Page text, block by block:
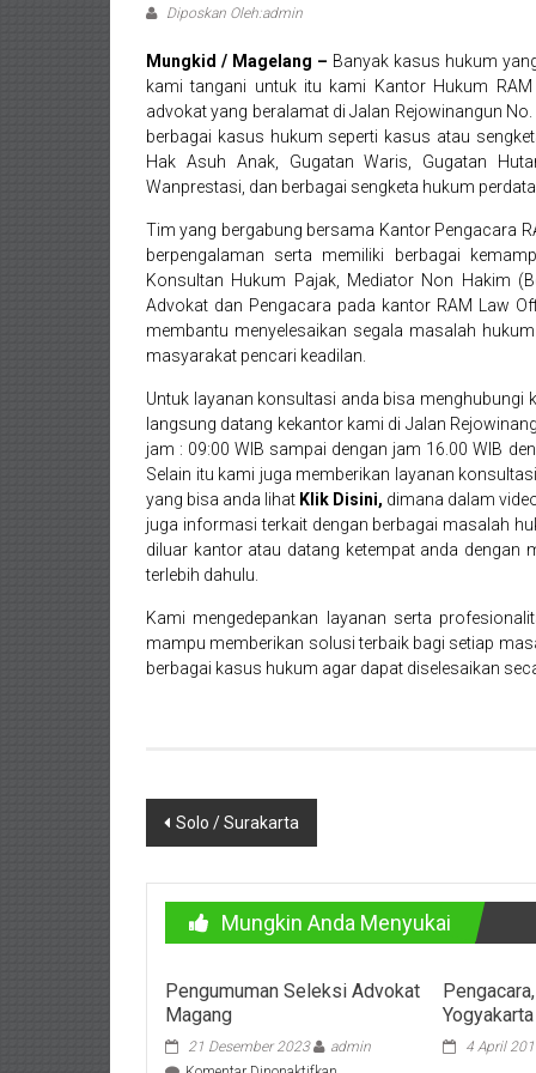
Wates,
Klaten,
Magelang,
Solo,
Semarang,
Jakarta,
Bali,
Surabaya,
Surakarta,
Sukoharjo,
Mungkid,
Purworejo,
Daerah
Istimewa
Yogyakarta,
Salatiga,
Pontianak,
Bandung,
Kendari,
Riau,
Diposkan Oleh:admin
Mungkid / Magelang – Banyak kasus hukum
kami tangani untuk itu kami Kantor Hukum
advokat yang beralamat di Jalan Rejowinangun
berbagai kasus hukum seperti kasus atau
Hak Asuh Anak, Gugatan Waris, Gugatan
Wanprestasi, dan berbagai sengketa hukum perdata
Tim yang bergabung bersama Kantor Pengacara
berpengalaman serta memiliki berbagai
Konsultan Hukum Pajak, Mediator Non Hakim
Advokat dan Pengacara pada kantor RAM Law
membantu menyelesaikan segala masalah
masyarakat pencari keadilan.
Untuk layanan konsultasi anda bisa menghubungi
langsung datang kekantor kami di Jalan
jam : 09:00 WIB sampai dengan jam 16.00 WIB
Selain itu kami juga memberikan layanan
yang bisa anda lihat Klik Disini, dimana dalam
juga informasi terkait dengan berbagai masalah
diluar kantor atau datang ketempat anda dengan
terlebih dahulu.
Kami mengedepankan layanan serta
mampu memberikan solusi terbaik bagi setiap
berbagai kasus hukum agar dapat diselesaikan
Navigasi
Solo / Surakarta
Mungkin Anda Menyukai
Pengumuman Seleksi Advokat
Magang
21 Desember 2023
admin
Yogyakarta
4 April